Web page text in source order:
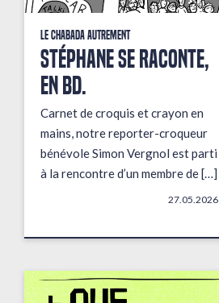
Le Chabada autrement
STÉPHANE SE RACONTE,
EN BD.
Carnet de croquis et crayon en
mains, notre reporter-croqueur
bénévole Simon Vergnol est parti
à la rencontre d’un membre de […]
27.05.2026